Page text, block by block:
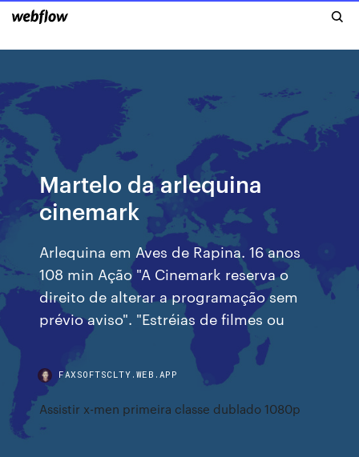
Martelo da arlequina
cinemark
Arlequina em Aves de Rapina. 16 anos
108 min Ação "A Cinemark reserva o
direito de alterar a programação sem
prévio aviso". "Estréias de filmes ou
FAXSOFTSCLTY.WEB.APP
Assistir x-men primeira classe dublado 1080p